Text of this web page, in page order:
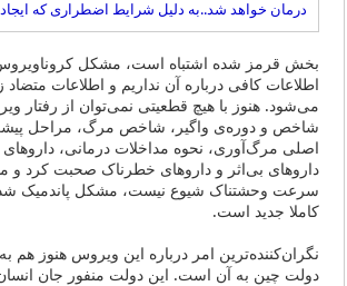
درمان خواهد شد..به دلیل شرایط اضطراری که
بخش قرمز شده اشتباه است، مشکل
اطلاعات کافی درباره آن نداریم و اطلاعات متضاد
می‌شود. هنوز با هیچ قطعیتی نمی‌توان از رفتار
شاخص و دوره‌ی واگیر، شاخص مرگ، مراحل
اصلی مرگ‌آوری، نحوه مداخلات درمانی، داروهای
داروهای بی‌اثر و داروهای خطرناک صحبت کرد
سرعت وحشتناک شیوع نیست، مشکل پاندمیک
کاملا جدید است.
نگران‌کننده‌ترین امر درباره این ویروس هنوز
دولت‌ چین به آن است. این دولت منفور جان